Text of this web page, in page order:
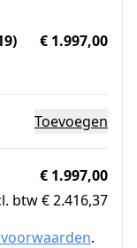
€ 1.997,00
Toevoegen
€ 1.997,00
btw € 2.416,37
.